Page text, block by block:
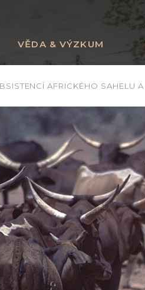
VĚDA & VÝZKUM
AFRICKÉHO SAHELU